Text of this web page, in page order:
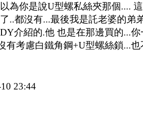
為你是說U型螺私絲夾那個....
..都沒有...最後我是託老婆的弟
介紹的.他 也是在那邊買的...你
有考慮白鐵角鋼+U型螺絲鎖...也
23:44